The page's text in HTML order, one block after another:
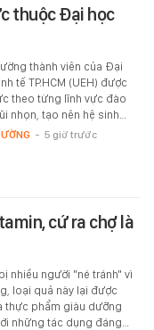
thuộc Đại học
thành viên của Đại
tế TP.HCM (UEH) được
theo từng lĩnh vực đào
nhọn, tạo nên hệ sinh…
- 5 giờ trước
cứ ra chợ là
nhiều người "né tránh" vì
loại quả này lại được
thực phẩm giàu dưỡng
những tác dụng đáng…